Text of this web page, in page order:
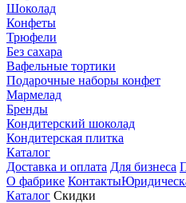
Шоколад
Конфеты
Трюфели
Без сахара
Вафельные тортики
Подарочные наборы конфет
Мармелад
Бренды
Кондитерский шоколад
Кондитерская плитка
Каталог
Доставка и оплата Для бизнеса
О фабрике Контакты
Каталог Скидки